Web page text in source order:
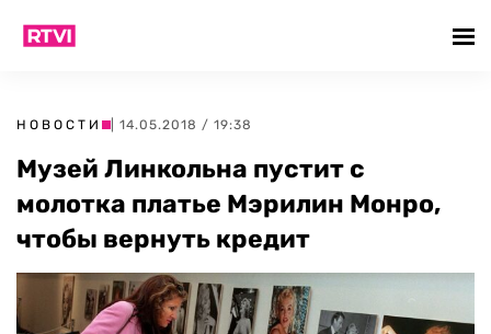
НОВОСТИ | 14.05.2018 / 19:38
Музей Линкольна пустит с
молотка платье Мэрилин Монро,
чтобы вернуть кредит